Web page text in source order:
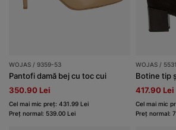
WOJAS / 9359-53
Pantofi damă bej cu toc cui
350.90 Lei
Cel mai mic preț: 431.99 Lei
Preț normal: 539.00 Lei
WOJAS /
417.90 Lei
Cel mai mic
Preț normal: